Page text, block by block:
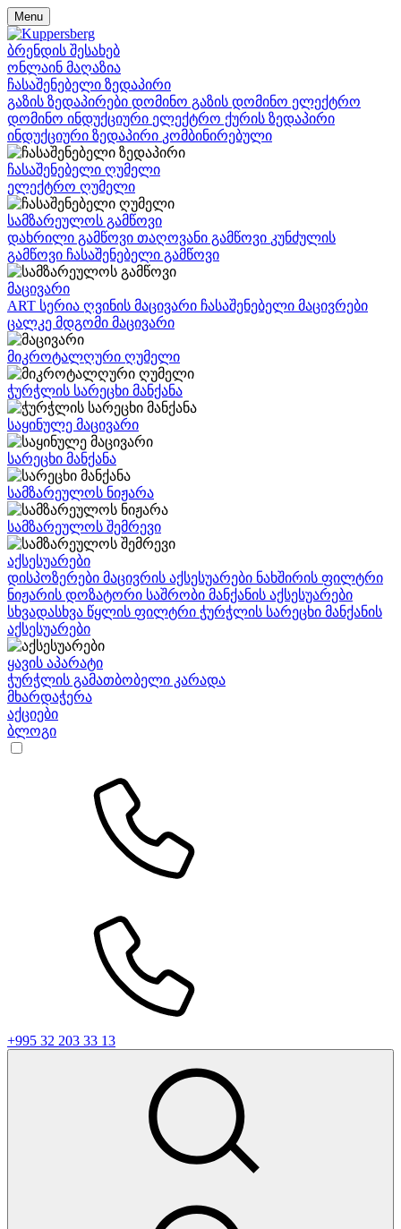
Menu
ბრენდის შესახებ
ონლაინ მაღაზია
ჩასაშენებელი ზედაპირი
გაზის ზედაპირები დომინო გაზის დომინო ელექტრო
დომინო ინდუქციური ელექტრო ქურის ზედაპირი
ინდუქციური ზედაპირი კომბინირებული
ჩასაშენებელი ღუმელი
ელექტრო ღუმელი
სამზარეულოს გამწოვი
დახრილი გამწოვი თაღოვანი გამწოვი კუნძულის
გამწოვი ჩასაშენებელი გამწოვი
მაცივარი
ART სერია ღვინის მაცივარი ჩასაშენებელი მაცივრები
ცალკე მდგომი მაცივარი
მიკროტალღური ღუმელი
ჭურჭლის სარეცხი მანქანა
საყინულე მაცივარი
სარეცხი მანქანა
სამზარეულოს ნიჟარა
სამზარეულოს შემრევი
აქსესუარები
დისპოზერები მაცივრის აქსესუარები ნახშირის ფილტრი
ნიჟარის დოზატორი საშრობი მანქანის აქსესუარები
სხვადასხვა წყლის ფილტრი ჭურჭლის სარეცხი მანქანის
აქსესუარები
ყავის აპარატი
ჭურჭლის გამათბობელი კარადა
მხარდაჭერა
აქციები
ბლოგი
+995 32 203 33 13